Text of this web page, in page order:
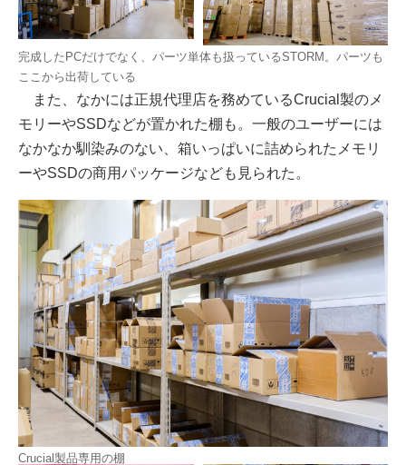
完成したPCだけでなく、パーツ単体も扱っているSTORM。パーツも
ここから出荷している
また、なかには正規代理店を務めているCrucial製のメ
モリーやSSDなどが置かれた棚も。一般のユーザーには
なかなか馴染みのない、箱いっぱいに詰められたメモリ
ーやSSDの商用パッケージなども見られた。
Crucial製品専用の棚